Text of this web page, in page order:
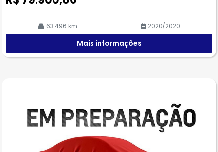
63.496 km 2020/2020
Mais informações